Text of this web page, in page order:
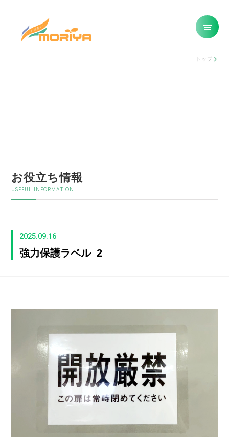
トップ
お役立ち情報
USEFUL INFORMATION
2025.09.16
強力保護ラベル_2